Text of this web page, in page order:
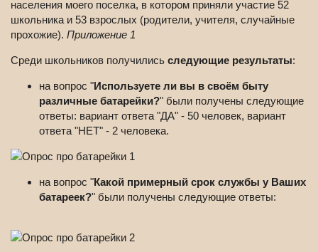
населения моего поселка, в котором приняли участие 52
школьника и 53 взрослых (родители, учителя, случайные
прохожие). Приложение 1
Среди школьников получились следующие результаты:
на вопрос "Используете ли вы в своём быту
различные батарейки?" были получены следующие
ответы: вариант ответа "ДА" - 50 человек, вариант
ответа "НЕТ" - 2 человека.
на вопрос "Какой примерный срок службы у Ваших
батареек?" были получены следующие ответы: